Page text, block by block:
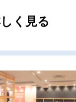
く見る